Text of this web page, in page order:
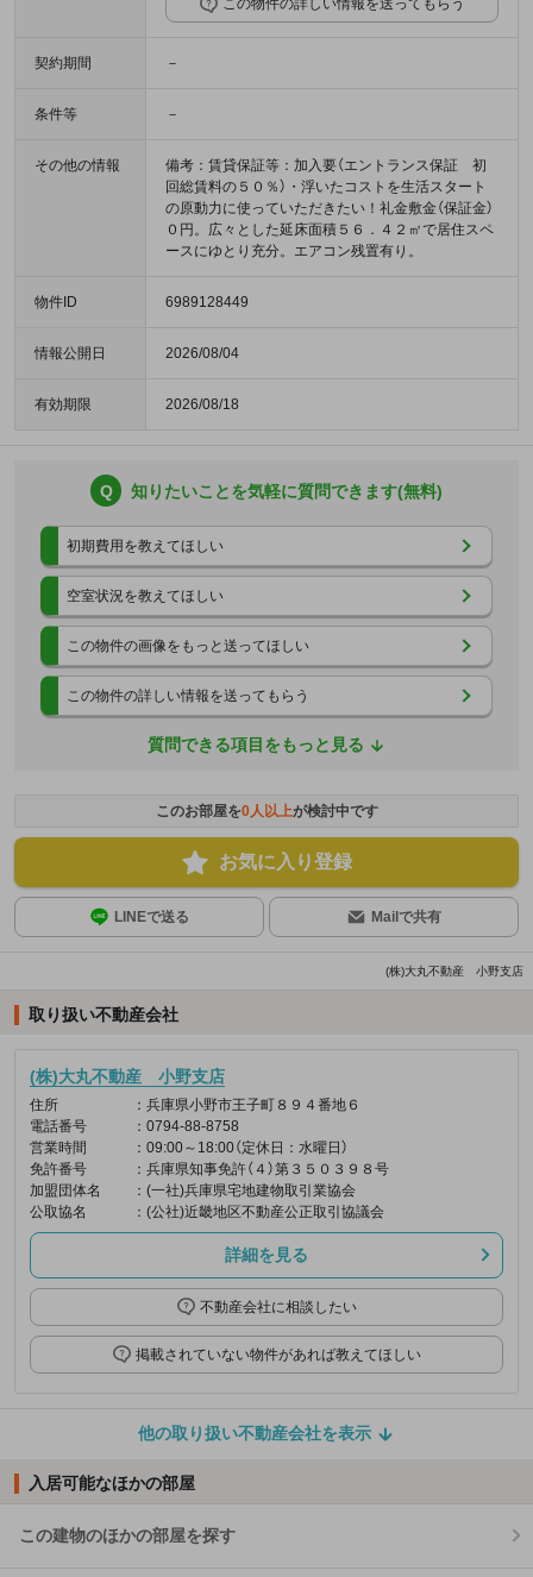
この物件の詳しい情報を送ってもらう
契約期間 －
条件等 －
その他の情報
備考：賃貸保証等：加入要（エントランス保証 初
回総賃料の５０％）・浮いたコストを生活スタート
の原動力に使っていただきたい！礼金敷金（保証金）
０円。広々とした延床面積５６．４２㎡で居住スペ
ースにゆとり充分。エアコン残置有り。
物件ID 6989128449
情報公開日 2026/08/04
有効期限 2026/08/18
Q 知りたいことを気軽に質問できます(無料)
初期費用を教えてほしい
空室状況を教えてほしい
この物件の画像をもっと送ってほしい
この物件の詳しい情報を送ってもらう
質問できる項目をもっと見る
このお部屋を0人以上が検討中です
お気に入り登録
LINEで送る Mailで共有
(株)大丸不動産 小野支店
取り扱い不動産会社
(株)大丸不動産 小野支店
住所
：兵庫県小野市王子町８９４番地６
電話番号
：0794-88-8758
営業時間
：09:00～18:00（定休日：水曜日）
免許番号
：兵庫県知事免許（４）第３５０３９８号
加盟団体名
：(一社)兵庫県宅地建物取引業協会
公取協名
：(公社)近畿地区不動産公正取引協議会
詳細を見る
不動産会社に相談したい
掲載されていない物件があれば教えてほしい
他の取り扱い不動産会社を表示
入居可能なほかの部屋
この建物のほかの部屋を探す